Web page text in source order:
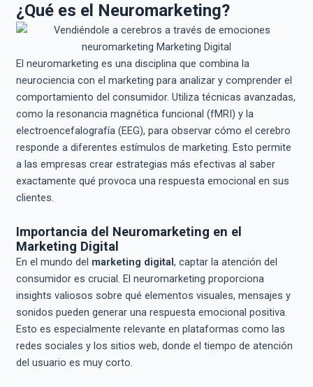
¿Qué es el Neuromarketing?
El neuromarketing es una disciplina que combina la
neurociencia con el marketing para analizar y comprender el
comportamiento del consumidor. Utiliza técnicas avanzadas,
como la resonancia magnética funcional (fMRI) y la
electroencefalografía (EEG), para observar cómo el cerebro
responde a diferentes estímulos de marketing. Esto permite
a las empresas crear estrategias más efectivas al saber
exactamente qué provoca una respuesta emocional en sus
clientes.
Importancia del Neuromarketing en el
Marketing Digital
En el mundo del marketing digital, captar la atención del
consumidor es crucial. El neuromarketing proporciona
insights valiosos sobre qué elementos visuales, mensajes y
sonidos pueden generar una respuesta emocional positiva.
Esto es especialmente relevante en plataformas como las
redes sociales y los sitios web, donde el tiempo de atención
del usuario es muy corto.